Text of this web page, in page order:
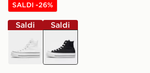
SALDI -26%
Saldi
Saldi